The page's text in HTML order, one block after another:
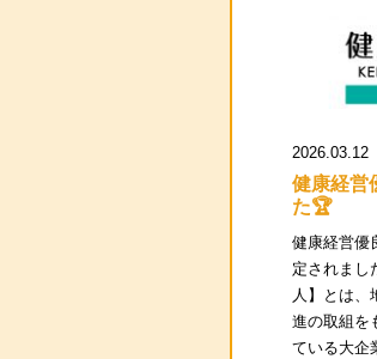
2026.03.12
健康経営
た🏆
健康経営優
定されまし
人】とは、
進の取組を
ている大企